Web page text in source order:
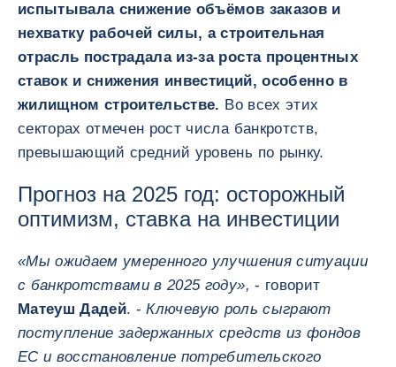
испытывала снижение объёмов заказов и
нехватку рабочей силы, а строительная
отрасль пострадала из-за роста процентных
ставок и снижения инвестиций, особенно в
жилищном строительстве. Во всех этих
секторах отмечен рост числа банкротств,
превышающий средний уровень по рынку.
Прогноз на 2025 год: осторожный
оптимизм, ставка на инвестиции
«Мы ожидаем умеренного улучшения ситуации
с банкротствами в 2025 году»,- говорит
Матеуш Дадей. -Ключевую роль сыграют
поступление задержанных средств из фондов
ЕС и восстановление потребительского